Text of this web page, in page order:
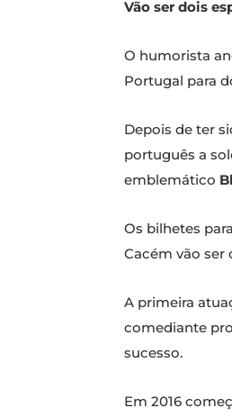
Vão ser dois
O humorista
Portugal para
Depois de ter
português a
emblemático
Os bilhetes
Cacém vão ser
A primeira
comediante
sucesso.
Em 2016